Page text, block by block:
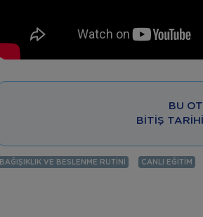
BU
BITIŞ
BAĞIŞIKLIK VE BESLENME RUTINI CANLI EĞITIM